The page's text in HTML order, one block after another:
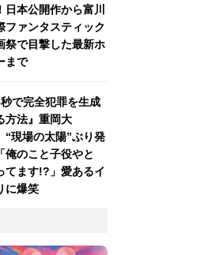
日本公開作から富川
ファンタスティック
祭で目撃した最新ホ
まで
秒で完全犯罪を生成
方法』重岡大
“現場の太陽”ぶり発
俺のこと子役やと
てます!?」愛あるイ
に爆笑